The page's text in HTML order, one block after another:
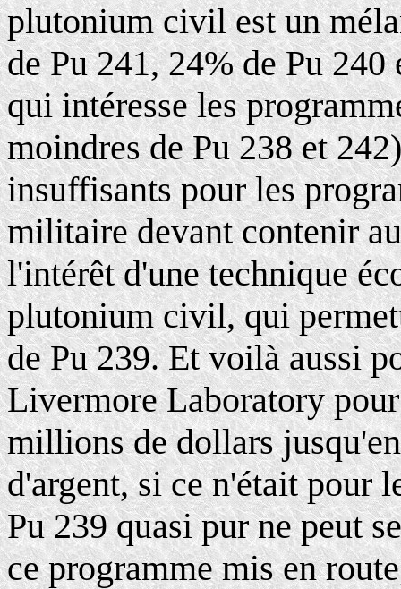
plutonium civil est un
de Pu 241, 24% de Pu
qui intéresse les
moindres de Pu 238 et
insuffisants pour les
militaire devant contenir
l'intérêt d'une technique
plutonium civil, qui
de Pu 239. Et voilà aussi
Livermore Laboratory
millions de dollars
d'argent, si ce n'était pour
Pu 239 quasi pur ne peut
ce programme mis en